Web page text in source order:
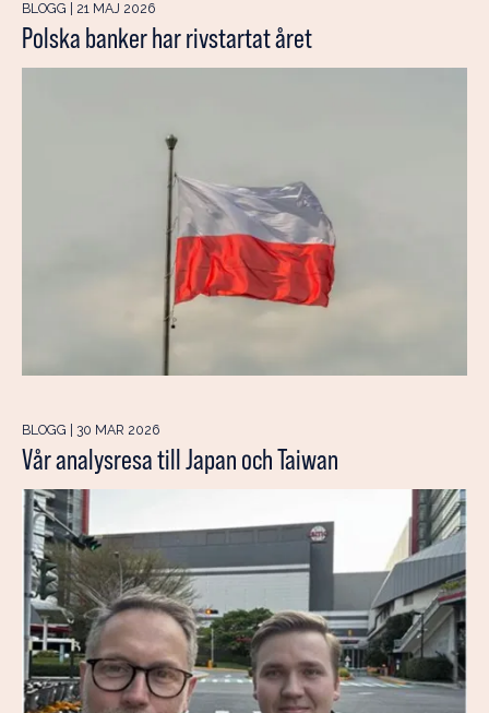
BLOGG | 21 MAJ 2026
Polska banker har rivstartat året
BLOGG | 30 MAR 2026
Vår analysresa till Japan och Taiwan